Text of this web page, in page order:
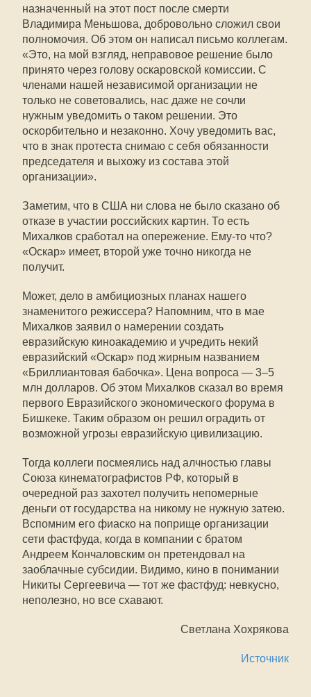
назначенный на этот пост после смерти
Владимира Меньшова, добровольно сложил свои
полномочия. Об этом он написал письмо коллегам.
«Это, на мой взгляд, неправовое решение было
принято через голову оскаровской комиссии. С
членами нашей независимой организации не
только не советовались, нас даже не сочли
нужным уведомить о таком решении. Это
оскорбительно и незаконно. Хочу уведомить вас,
что в знак протеста снимаю с себя обязанности
председателя и выхожу из состава этой
организации».
Заметим, что в США ни слова не было сказано об
отказе в участии российских картин. То есть
Михалков сработал на опережение. Ему-то что?
«Оскар» имеет, второй уже точно никогда не
получит.
Может, дело в амбициозных планах нашего
знаменитого режиссера? Напомним, что в мае
Михалков заявил о намерении создать
евразийскую киноакадемию и учредить некий
евразийский «Оскар» под жирным названием
«Бриллиантовая бабочка». Цена вопроса — 3–5
млн долларов. Об этом Михалков сказал во время
первого Евразийского экономического форума в
Бишкеке. Таким образом он решил оградить от
возможной угрозы евразийскую цивилизацию.
Тогда коллеги посмеялись над алчностью главы
Союза кинематографистов РФ, который в
очередной раз захотел получить непомерные
деньги от государства на никому не нужную затею.
Вспомним его фиаско на поприще организации
сети фастфуда, когда в компании с братом
Андреем Кончаловским он претендовал на
заоблачные субсидии. Видимо, кино в понимании
Никиты Сергеевича — тот же фастфуд: невкусно,
неполезно, но все схавают.
Светлана Хохрякова
Источник